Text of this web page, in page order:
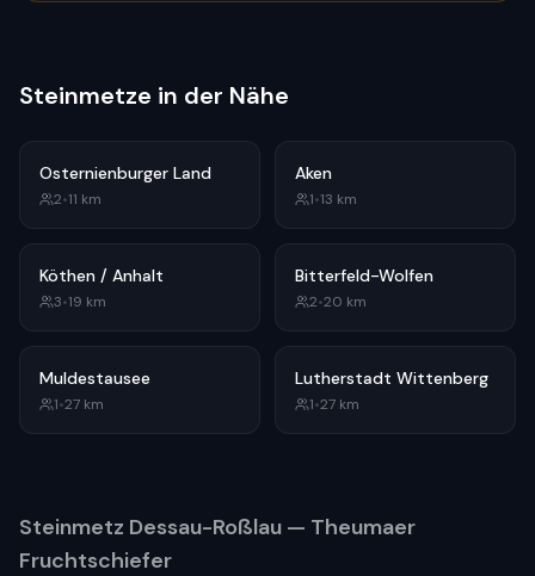
Steinmetze in der Nähe
Osternienburger Land
2•11 km
Aken
1•13 km
Köthen / Anhalt
3•19 km
Bitterfeld-Wolfen
2•20 km
Muldestausee
1•27 km
Lutherstadt Wittenberg
1•27 km
Steinmetz Dessau-Roßlau — Theumaer
Fruchtschiefer